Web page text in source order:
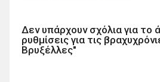
Δεν υπάρχουν σχόλια για το
ρυθμίσεις για τις
Βρυξέλλες"